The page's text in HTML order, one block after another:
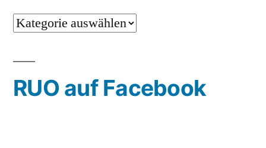
…
aus…
RUO auf Facebook